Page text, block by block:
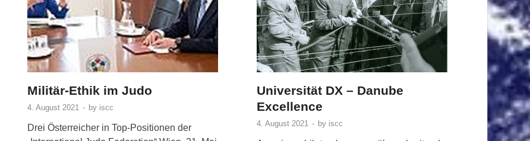
Militär-Ethik im Judo
4. August 2021 - by iscc
Drei Österreicher in Top-Positionen der
Universität DX – Danube
Excellence
4. August 2021 - by iscc